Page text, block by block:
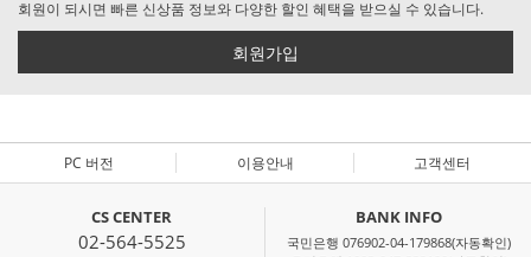
회원이 되시면 빠른 신상품 정보와 다양한 할인 혜택을 받으실 수 있습니다.
회원가입
PC 버전 이용안내 고객센터
CS CENTER
02-564-5525
BANK INFO
국민은행 076902-04-179868(자동확인)